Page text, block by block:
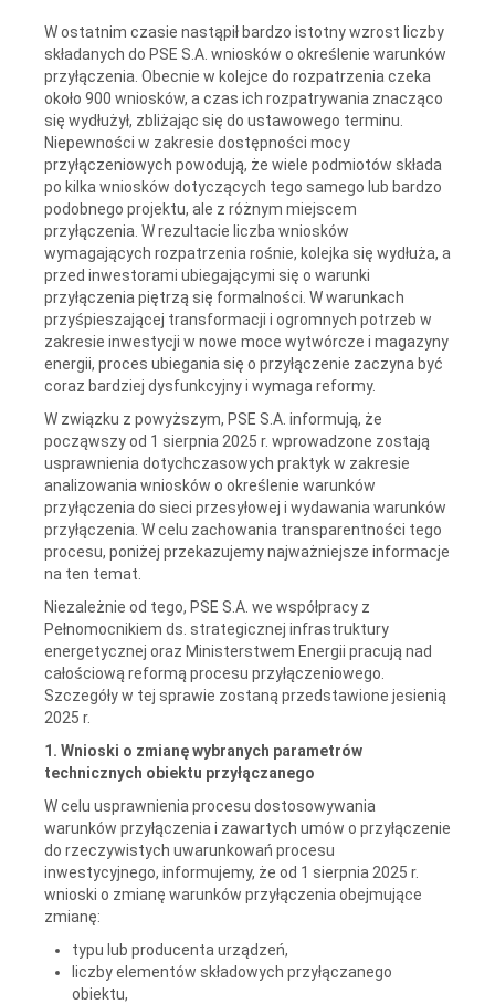
W ostatnim czasie nastąpił bardzo istotny wzrost liczby
składanych do PSE S.A. wniosków o określenie warunków
przyłączenia. Obecnie w kolejce do rozpatrzenia czeka
około 900 wniosków, a czas ich rozpatrywania znacząco
się wydłużył, zbliżając się do ustawowego terminu.
Niepewności w zakresie dostępności mocy
przyłączeniowych powodują, że wiele podmiotów składa
po kilka wniosków dotyczących tego samego lub bardzo
podobnego projektu, ale z różnym miejscem
przyłączenia. W rezultacie liczba wniosków
wymagających rozpatrzenia rośnie, kolejka się wydłuża, a
przed inwestorami ubiegającymi się o warunki
przyłączenia piętrzą się formalności. W warunkach
przyśpieszającej transformacji i ogromnych potrzeb w
zakresie inwestycji w nowe moce wytwórcze i magazyny
energii, proces ubiegania się o przyłączenie zaczyna być
coraz bardziej dysfunkcyjny i wymaga reformy.
W związku z powyższym, PSE S.A. informują, że
począwszy od 1 sierpnia 2025 r. wprowadzone zostają
usprawnienia dotychczasowych praktyk w zakresie
analizowania wniosków o określenie warunków
przyłączenia do sieci przesyłowej i wydawania warunków
przyłączenia. W celu zachowania transparentności tego
procesu, poniżej przekazujemy najważniejsze informacje
na ten temat.
Niezależnie od tego, PSE S.A. we współpracy z
Pełnomocnikiem ds. strategicznej infrastruktury
energetycznej oraz Ministerstwem Energii pracują nad
całościową reformą procesu przyłączeniowego.
Szczegóły w tej sprawie zostaną przedstawione jesienią
2025 r.
1. Wnioski o zmianę wybranych parametrów
technicznych obiektu przyłączanego
W celu usprawnienia procesu dostosowywania
warunków przyłączenia i zawartych umów o przyłączenie
do rzeczywistych uwarunkowań procesu
inwestycyjnego, informujemy, że od 1 sierpnia 2025 r.
wnioski o zmianę warunków przyłączenia obejmujące
zmianę:
typu lub producenta urządzeń,
liczby elementów składowych przyłączanego
obiektu,